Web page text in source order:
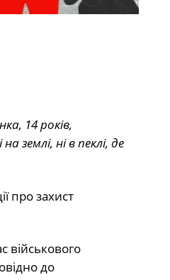
14 років,
землі, ні в пеклі, де
про захист
військового
до